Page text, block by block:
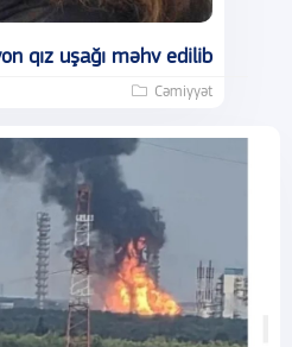
qız uşağı məhv edilib
Cəmiyyət